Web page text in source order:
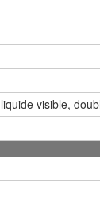
visible,